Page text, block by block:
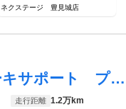
ネクステージ 豊見城店
ハスラー ハイブリッドＸ デュアルカメラブレーキサポート プッシュスタート スマートキー ＬＥＤヘッドライト １５インチアルミホイル シートカバー ＥＴＣ カロッツェリアＤＶＤ・ブルートゥース・ＵＳＢ・バックカメラ ２年保証
走行距離 1.2万km